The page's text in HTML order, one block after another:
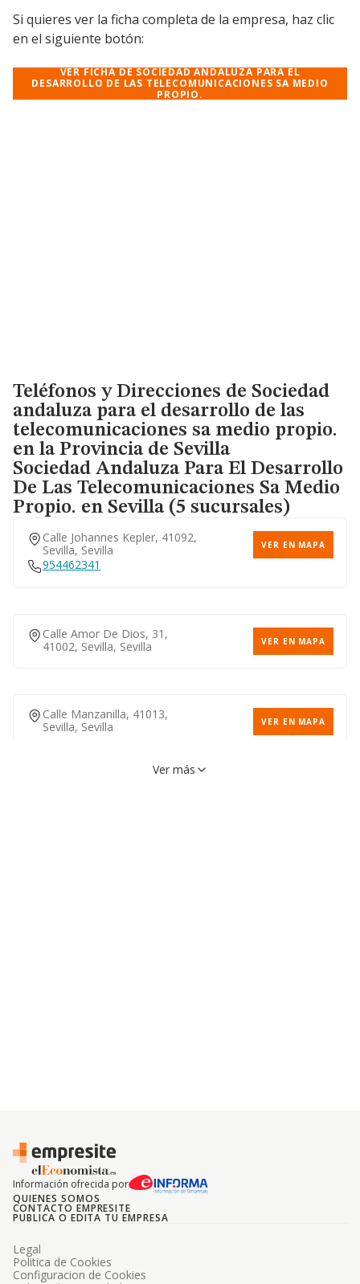
Si quieres ver la ficha completa de la empresa, haz clic
en el siguiente botón:
VER FICHA DE SOCIEDAD ANDALUZA PARA EL
DESARROLLO DE LAS TELECOMUNICACIONES SA MEDIO
PROPIO.
Teléfonos y Direcciones de Sociedad
andaluza para el desarrollo de las
telecomunicaciones sa medio propio.
en la Provincia de Sevilla
Sociedad Andaluza Para El Desarrollo
De Las Telecomunicaciones Sa Medio
Propio. en Sevilla (5 sucursales)
Calle Johannes Kepler, 41092,
Sevilla, Sevilla
VER EN MAPA
954462341
Calle Amor De Dios, 31,
41002, Sevilla, Sevilla
VER EN MAPA
Calle Manzanilla, 41013,
Sevilla, Sevilla
VER EN MAPA
Ver más
Información ofrecida por
QUIENES SOMOS
CONTACTO EMPRESITE
PUBLICA O EDITA TU EMPRESA
Legal
Politica de Cookies
Configuracion de Cookies